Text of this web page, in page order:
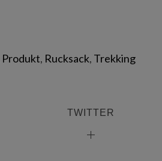
Produkt, Rucksack, Trekking
TWITTER